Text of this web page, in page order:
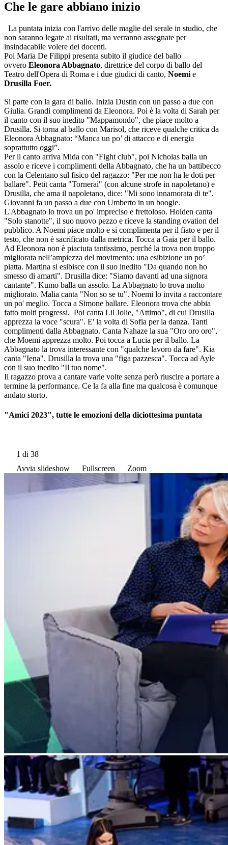
Che le gare abbiano inizio
La puntata inizia con l'arrivo delle maglie del serale in studio, che
non saranno legate ai risultati, ma verranno assegnate per
insindacabile volere dei docenti.
Poi Maria De Filippi presenta subito il giudice del ballo
ovvero Eleonora Abbagnato, direttrice del corpo di ballo del
Teatro dell'Opera di Roma e i due giudici di canto, Noemi e
Drusilla Foer.
Si parte con la gara di ballo. Inizia Dustin con un passo a due con
Giulia. Grandi complimenti da Eleonora. Poi è la volta di Sarah per
il canto con il suo inedito "Mappamondo", che piace molto a
Drusilla. Si torna al ballo con Marisol, che riceve qualche critica da
Eleonora Abbagnato: “Manca un po’ di attacco e di energia
soprattutto oggi”.
Per il canto arriva Mida con "Fight club", poi Nicholas balla un
assolo e riceve i complimenti della Abbagnato, che ha un battibecco
con la Celentano sul fisico del ragazzo: "Per me non ha le doti per
ballare". Petit canta "Tornerai" (con alcune strofe in napoletano) e
Drusilla, che ama il napoletano, dice: "Mi sono innamorata di te".
Giovanni fa un passo a due con Umberto in un boogie.
L'Abbagnato lo trova un po' impreciso e frettoloso. Holden canta
"Solo stanotte", il suo nuovo pezzo e riceve la standing ovation del
pubblico. A Noemi piace molto e si complimenta per il fiato e per il
testo, che non è sacrificato dalla metrica. Tocca a Gaia per il ballo.
Ad Eleonora non è piaciuta tantissimo, perché la trova non troppo
migliorata nell’ampiezza del movimento: una esibizione un po’
piatta. Martina si esibisce con il suo inedito "Da quando non ho
smesso di amarti". Drusilla dice: "Siamo davanti ad una signora
cantante". Kumo balla un assolo. La Abbagnato lo trova molto
migliorato. Malia canta "Non so se tu". Noemi lo invita a raccontare
un po' meglio. Tocca a Simone ballare. Eleonora trova che abbia
fatto molti progressi. Poi canta Lil Jolie, "Attimo", di cui Drusilla
apprezza la voce "scura". E' la volta di Sofia per la danza. Tanti
complimenti dalla Abbagnato. Canta Nahaze la sua "Oro oro oro",
che Moemi apprezza molto. Poi tocca a Lucia per il ballo. La
Abbagnato la trova interessante con "qualche lavoro da fare". Kia
canta "Iena". Drusilla la trova una "figa pazzesca". Tocca ad Ayle
con il suo inedito "Il tuo nome".
Il ragazzo prova a cantare varie volte senza però riuscire a portare a
termine la performance. Ce la fa alla fine ma qualcosa è comunque
andato storto.
"Amici 2023", tutte le emozioni della diciottesima puntata
1 di 38
Avvia slideshow
Fullscreen Zoom